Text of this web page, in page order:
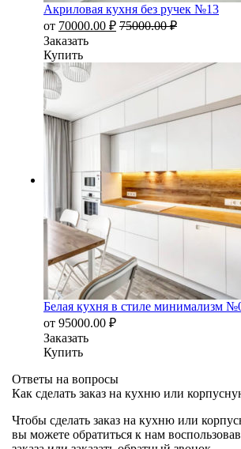
Акриловая кухня без ручек №13
от 70000.00 ₽ 75000.00₽
Заказать
Купить
Белая кухня в стиле минимализм
от 95000.00 ₽
Заказать
Купить
Ответы на вопросы
Как сделать заказ на кухню или
Чтобы сделать заказ на кухню или
вы можете обратиться к нам